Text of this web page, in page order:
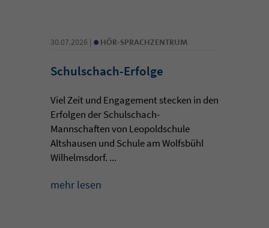
30.07.2026 | • HÖR-SPRACHZENTRUM
Schulschach-Erfolge
Viel Zeit und Engagement stecken in den
Erfolgen der Schulschach-
Mannschaften von Leopoldschule
Altshausen und Schule am Wolfsbühl
Wilhelmsdorf. ...
mehr lesen